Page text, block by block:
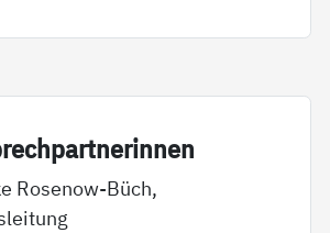
Rosenow-Büch,